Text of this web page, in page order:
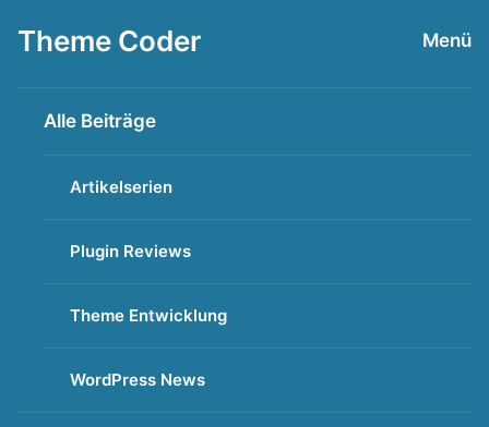
Inhalt
Theme Coder Menü
Alle Beiträge
Artikelserien
Plugin Reviews
Theme Entwicklung
WordPress News